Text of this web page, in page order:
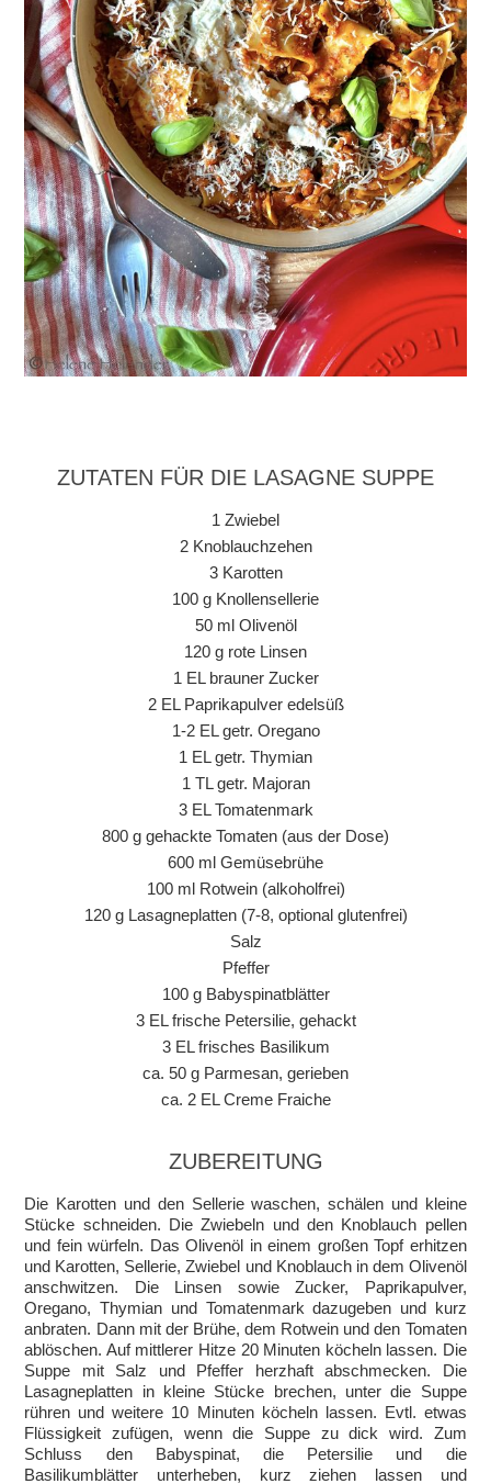
ZUTATEN FÜR DIE LASAGNE SUPPE
1 Zwiebel
2 Knoblauchzehen
3 Karotten
100 g Knollensellerie
50 ml Olivenöl
120 g rote Linsen
1 EL brauner Zucker
2 EL Paprikapulver edelsüß
1-2 EL getr. Oregano
1 EL getr. Thymian
1 TL getr. Majoran
3 EL Tomatenmark
800 g gehackte Tomaten (aus der Dose)
600 ml Gemüsebrühe
100 ml Rotwein (alkoholfrei)
120 g Lasagneplatten (7-8, optional glutenfrei)
Salz
Pfeffer
100 g Babyspinatblätter
3 EL frische Petersilie, gehackt
3 EL frisches Basilikum
ca. 50 g Parmesan, gerieben
ca. 2 EL Creme Fraiche
ZUBEREITUNG
Die Karotten und den Sellerie waschen, schälen und kleine
Stücke schneiden. Die Zwiebeln und den Knoblauch pellen
und fein würfeln. Das Olivenöl in einem großen Topf erhitzen
und Karotten, Sellerie, Zwiebel und Knoblauch in dem Olivenöl
anschwitzen. Die Linsen sowie Zucker, Paprikapulver,
Oregano, Thymian und Tomatenmark dazugeben und kurz
anbraten. Dann mit der Brühe, dem Rotwein und den Tomaten
ablöschen. Auf mittlerer Hitze 20 Minuten köcheln lassen. Die
Suppe mit Salz und Pfeffer herzhaft abschmecken. Die
Lasagneplatten in kleine Stücke brechen, unter die Suppe
rühren und weitere 10 Minuten köcheln lassen. Evtl. etwas
Flüssigkeit zufügen, wenn die Suppe zu dick wird. Zum
Schluss den Babyspinat, die Petersilie und die
Basilikumblätter unterheben, kurz ziehen lassen und